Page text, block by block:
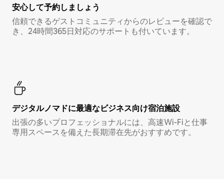
安心して予約しましょう
信頼できるゲストコミュニティからのレビューを確認で
き、24時間365日対応のサポートも付いています。
デジタルノマド⁠に最⁠適⁠なビ⁠ジ⁠ネ⁠ス⁠向⁠け宿⁠泊⁠施⁠設
出張の多いプロフェッショナルには、高速Wi-Fiと仕事
専用スペースを備えた長期滞在先がおすすめです。